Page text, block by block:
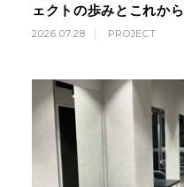
ェクトの歩みとこれから
2026.07.28 PROJECT